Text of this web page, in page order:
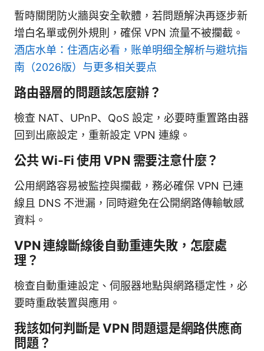
暫時關閉防火牆與安全軟體，若問題解決再逐步新
增白名單或例外規則，確保 VPN 流量不被攔截。
酒店水单：住酒店必看，账单明细全解析与避坑指
南（2026版）与更多相关要点
路由器層的問題該怎麼辦？
檢查 NAT、UPnP、QoS 設定，必要時重置路由器
回到出廠設定，重新設定 VPN 連線。
公共 Wi-Fi 使用 VPN 需要注意什麼？
公用網路容易被監控與攔截，務必確保 VPN 已連
線且 DNS 不泄漏，同時避免在公開網路傳輸敏感
資料。
VPN 連線斷線後自動重連失敗，怎麼處
理？
檢查自動重連設定、伺服器地點與網路穩定性，必
要時重啟裝置與應用。
我該如何判斷是 VPN 問題還是網路供應商
問題？